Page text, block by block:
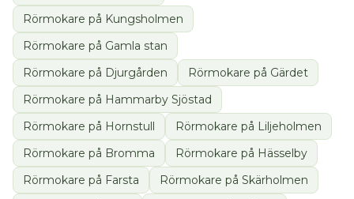
Rörmokare på Kungsholmen
Rörmokare på Gamla stan
Rörmokare på Djurgården Rörmokare på Gärdet
Rörmokare på Hammarby Sjöstad
Rörmokare på Hornstull Rörmokare på Liljeholmen
Rörmokare på Bromma Rörmokare på Hässelby
Rörmokare på Farsta Rörmokare på Skärholmen